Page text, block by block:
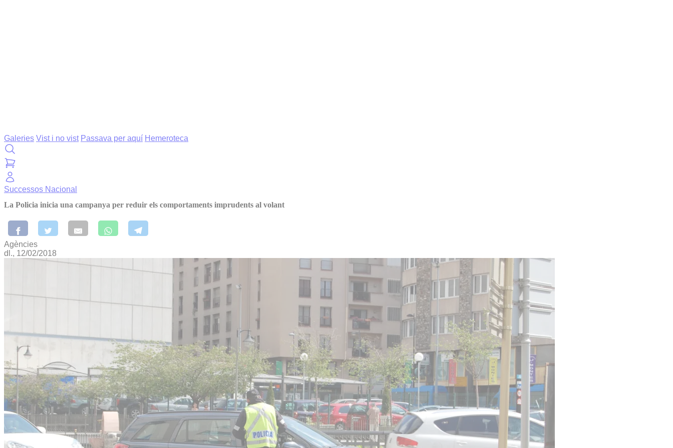
Galeries Vist i no vist Passava per aquí Hemeroteca
Successos Nacional
La Policia inicia una campanya per reduir els comportaments imprudents al volant
Agències
dl., 12/02/2018